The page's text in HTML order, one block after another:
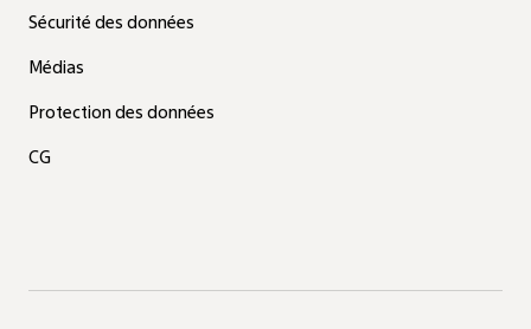
Sécurité des données
Médias
Protection des données
CG